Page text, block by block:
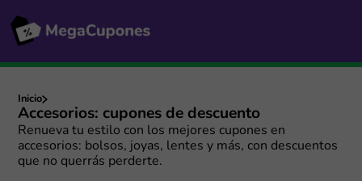
Inicio
Accesorios: cupones de descuento
Renueva tu estilo con los mejores cupones en
accesorios: bolsos, joyas, lentes y más, con descuentos
que no querrás perderte.